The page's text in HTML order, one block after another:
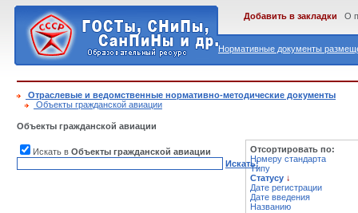
Нормативные документы
Добавить в закладки О
Отраслевые и ведомственные нормативно-методические документы
Объекты гражданской авиации
Объекты гражданской авиации
Искать в Объекты гражданской авиации
Искать!
Отсортировать по:
Номеру стандарта
Типу
Статусу ↓
Дате регистрации
Дате введения
Названию